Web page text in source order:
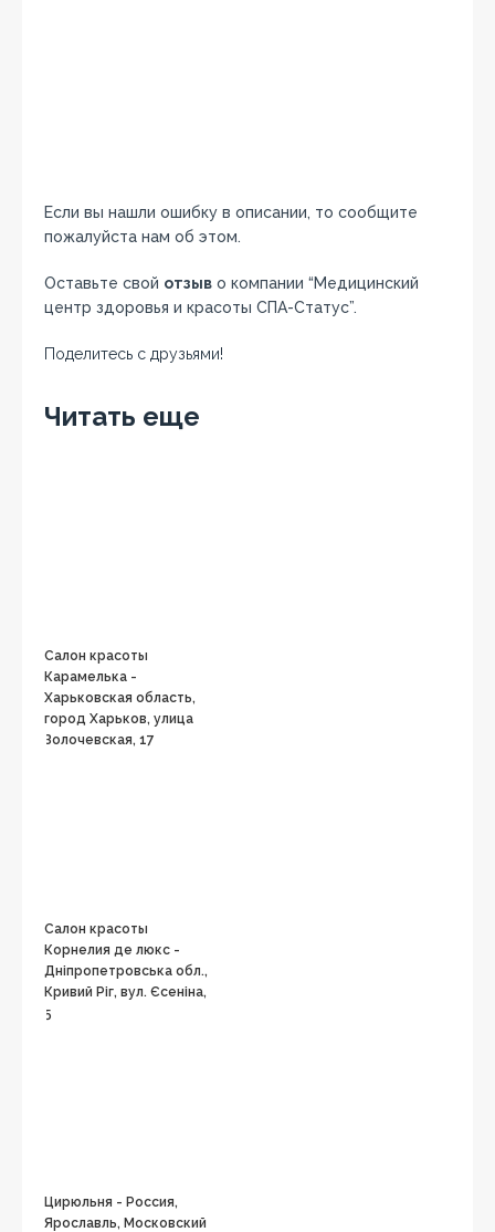
Если вы нашли ошибку в описании, то сообщите
пожалуйста нам об этом.
Оставьте свой отзыв о компании “Медицинский
центр здоровья и красоты СПА-Статус”.
Поделитесь с друзьями!
Читать еще
Салон красоты
Карамелька -
Харьковская область,
город Харьков, улица
Золочевская, 17
Салон красоты
Корнелия де люкс -
Дніпропетровська обл.,
Кривий Ріг, вул. Єсеніна,
5
Цирюльня - Россия,
Ярославль, Московский